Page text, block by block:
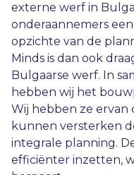
externe werf in
onderaannemers
opzichte van de
Minds is dan ook
Bulgaarse werf. In
hebben wij het
Wij hebben ze ervan
kunnen versterken
integrale planning.
efficiënter inzetten,